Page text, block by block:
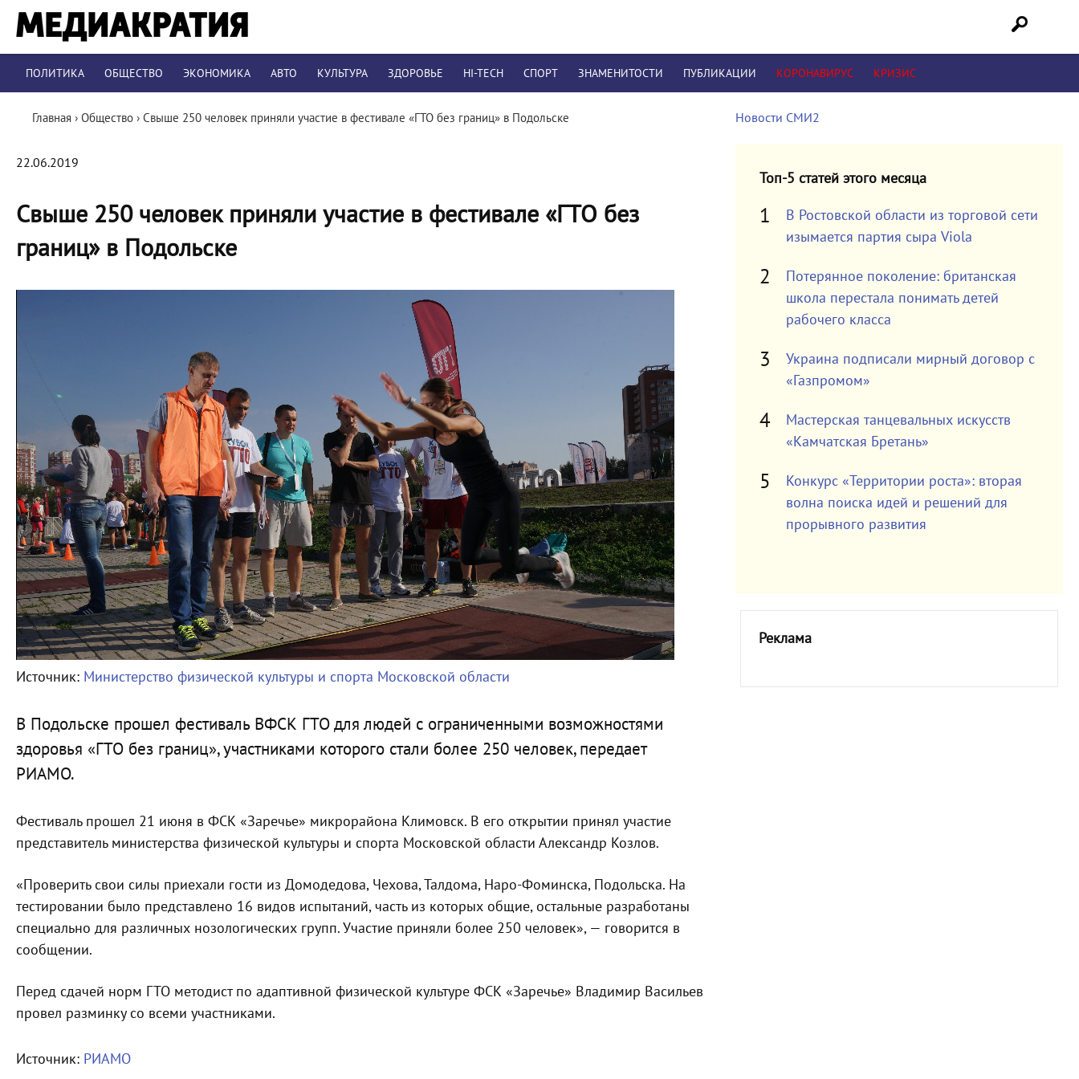
ПОЛИТИКА ОБЩЕСТВО ЭКОНОМИКА АВТО КУЛЬТУРА ЗДОРОВЬЕ HI-TECH СПОРТ ЗНАМЕНИТОСТИ ПУБЛИКАЦИИ КОРОНАВИРУС КРИЗИС
Главная › Общество › Свыше 250 человек приняли участие в фестивале «ГТО без границ» в Подольске
22.06.2019
Свыше 250 человек приняли участие в фестивале «ГТО без
границ» в Подольске
Источник: Министерство физической культуры и спорта Московской области
В Подольске прошел фестиваль ВФСК ГТО для людей с ограниченными возможностями
здоровья «ГТО без границ», участниками которого стали более 250 человек, передает
РИАМО.
Фестиваль прошел 21 июня в ФСК «Заречье» микрорайона Климовск. В его открытии принял участие
представитель министерства физической культуры и спорта Московской области Александр Козлов.
«Проверить свои силы приехали гости из Домодедова, Чехова, Талдома, Наро-Фоминска, Подольска. На
тестировании было представлено 16 видов испытаний, часть из которых общие, остальные разработаны
специально для различных нозологических групп. Участие приняли более 250 человек», — говорится в
сообщении.
Перед сдачей норм ГТО методист по адаптивной физической культуре ФСК «Заречье» Владимир Васильев
провел разминку со всеми участниками.
Источник: РИАМО
Новости СМИ2
Топ-5 статей этого месяца
В Ростовской области из торговой сети
изымается партия сыра Viola
Потерянное поколение: британская
школа перестала понимать детей
рабочего класса
Украина подписали мирный договор с
«Газпромом»
Мастерская танцевальных искусств
«Камчатская Бретань»
Конкурс «Территории роста»: вторая
волна поиска идей и решений для
прорывного развития
Реклама